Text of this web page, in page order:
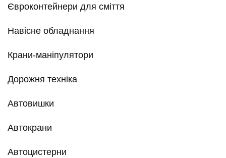
Євроконтейнери для сміття
Навісне обладнання
Крани-маніпулятори
Дорожня техніка
Автовишки
Автокрани
Автоцистерни